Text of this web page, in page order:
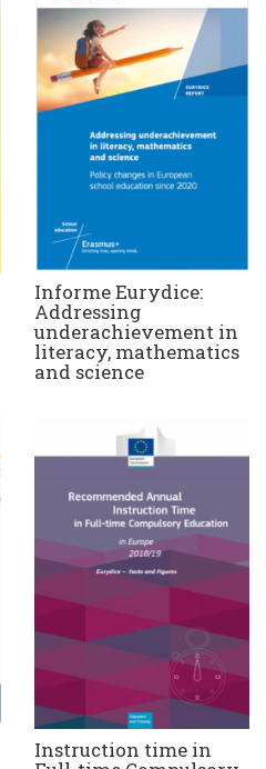
Informe Eurydice:
Addressing
underachievement in
literacy, mathematics
and science
Instruction time in